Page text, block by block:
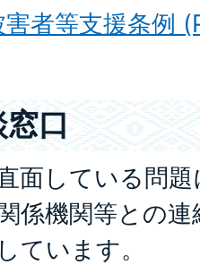
害者等支援条例
窓口
面している問
係機関等との
ています。